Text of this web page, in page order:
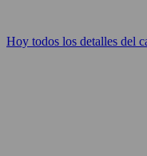
Hoy todos los detalles del